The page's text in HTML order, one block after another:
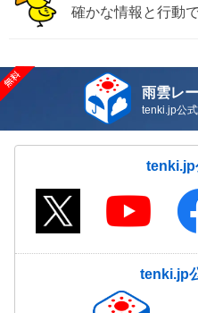
確かな情報と行動
雨雲レ
tenki.jp公
tenki.jp
tenki.jp